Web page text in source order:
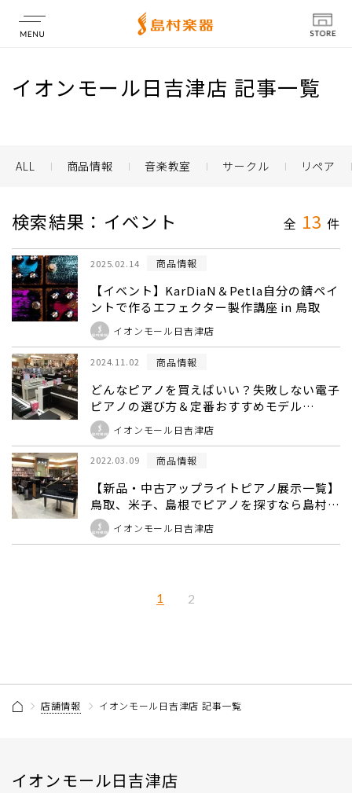
店舗情報
イオンモール日吉津店 記事一覧
ALL 商品情報 音楽教室 サークル リペア
検索結果：イベント 全 13 件
2025.02.14 商品情報
【イベント】KarDiaN＆Petla自分の錆ペイ
ントで作るエフェクター製作講座 in 鳥取
イオンモール日吉津店
2024.11.02 商品情報
どんなピアノを買えばいい？失敗しない電子
ピアノの選び方＆定番おすすめモデル
【2026年最新版｜担当：金田】8月1日更新
イオンモール日吉津店
2022.03.09 商品情報
【新品・中古アップライトピアノ展示一覧】
鳥取、米子、島根でピアノを探すなら島村楽
器イオンモール日吉津店へ♪
イオンモール日吉津店
1 2
店舗情報 イオンモール日吉津店 記事一覧
イオンモール日吉津店